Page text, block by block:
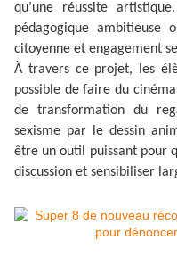
qu’une réussite
pédagogique ambitieuse
citoyenne et engagement
À travers ce projet, les
possible de faire du
de transformation du
sexisme par le dessin
être un outil puissant pour
discussion et sensibiliser